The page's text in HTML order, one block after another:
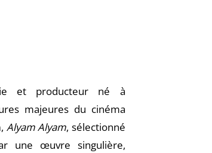
et producteur né à
majeures du cinéma
Alyam Alyam, sélectionné
une œuvre singulière,